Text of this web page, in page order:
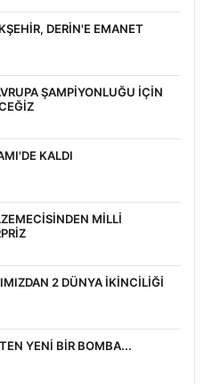
DERİN'E EMANET
ŞAMPİYONLUĞU İÇİN
KALDI
MİLLİ
2 DÜNYA İKİNCİLİĞİ
YENİ BİR BOMBA...